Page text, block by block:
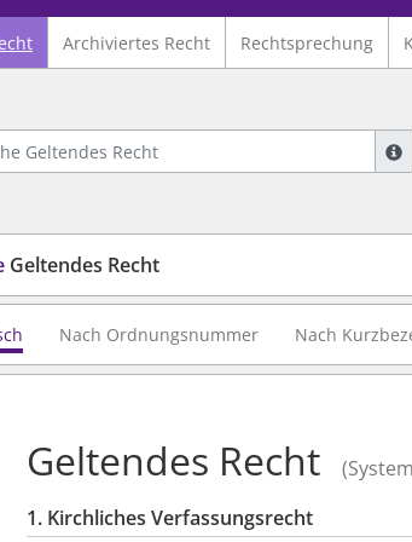
Archiviertes Recht Rechtsprechung
Geltendes Recht
Geltendes Recht
Nach Ordnungsnummer Nach
Geltendes Recht
1. Kirchliches Verfassungsrecht